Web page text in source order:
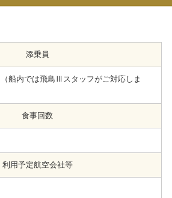
添乗員
船内では飛鳥Ⅲスタッフがご対応しま
食事回数
利用予定航空会社等